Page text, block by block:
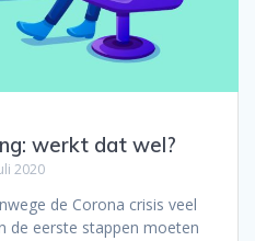
werkt dat wel?
2020
de Corona crisis veel
de eerste stappen moeten